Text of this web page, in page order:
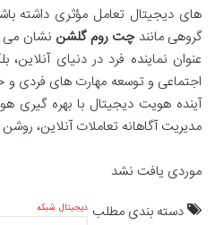
های دیجیتال تعامل مؤثری داشته
گروهی مانندچت روم گلشن نشان می
عنوان نماینده فرد در دنیای آنلاین،
اجتماعی و توسعه مهارت های فردی و
آینده هویت دیجیتال با بهره گیری
مدیریت آگاهانه تعاملات آنلاین،
موردی یافت نشد
دسته بندی مطلب دیجیتال شبکه